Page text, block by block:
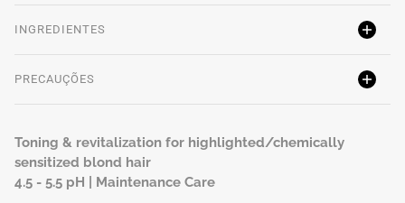
Toning & revitalization for highlighted/chemically
sensitized blond hair
4.5 - 5.5 pH | Maintenance Care
INGREDIENTES
PRECAUÇÕES